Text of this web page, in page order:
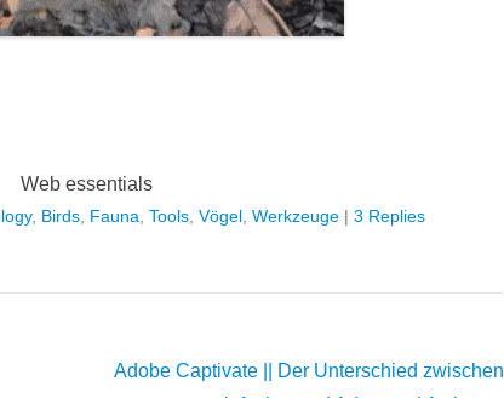
Web essentials
, Birds Fauna Tools Vögel Werkzeuge | 3 Replies
Adobe Captivate || Der Unterschied zwischen